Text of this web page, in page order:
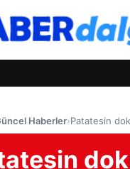
Haberler›Patatesin